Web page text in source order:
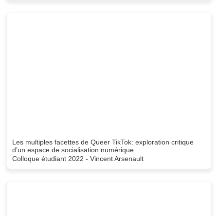
Les multiples facettes de Queer TikTok: exploration critique
d’un espace de socialisation numérique
Colloque étudiant 2022 - Vincent Arsenault